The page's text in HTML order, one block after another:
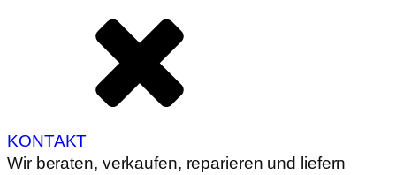
KONTAKT
Wir beraten, verkaufen, reparieren und liefern